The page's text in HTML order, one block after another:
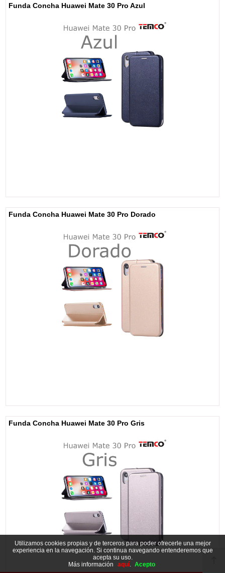
Funda Concha Huawei Mate 30 Pro Azul
Funda Concha Huawei Mate 30 Pro Dorado
Funda Concha Huawei Mate 30 Pro Gris
Utilizamos cookies propias y de terceros para poder ofrecerle una mejor
experiencia en la navegación. Si continua navegando entenderemos que
acepta su uso.
Más información
aquí. Acepto